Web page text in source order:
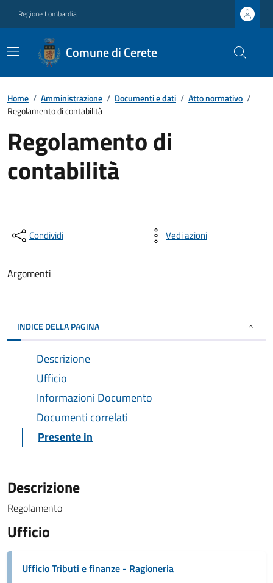
Regione Lombardia
Comune di Cerete
Home / Amministrazione / Documenti e dati / Atto normativo /
Regolamento di contabilità
Regolamento di
contabilità
Condividi Vedi azioni
Argomenti
INDICE DELLA PAGINA
Descrizione
Ufficio
Informazioni Documento
Documenti correlati
Presente in
Descrizione
Regolamento
Ufficio
Ufficio Tributi e finanze - Ragioneria